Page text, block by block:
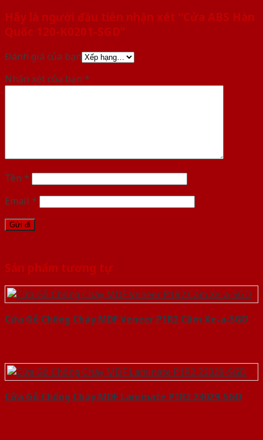
Hãy là người đầu tiên nhận xét “Cửa ABS Hàn
Quốc 120-K0201-SGD”
Đánh giá của bạn
Nhận xét của bạn *
Tên *
Email *
Sản phẩm tương tự
Cửa Gỗ Chống Cháy MDF Veneer P1R2 Căm Xe-a-SGD
Cửa Gỗ Chống Cháy MDF Laminate P1R2 23029-SGD